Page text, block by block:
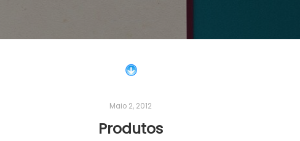
Maio 2, 2012
Produtos